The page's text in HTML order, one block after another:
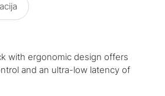
with ergonomic design offers
and an ultra-low latency of